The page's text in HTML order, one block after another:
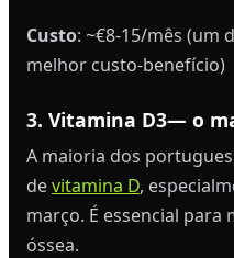
Custo: ~€8-15/mês (um
melhor custo-benefício)
3. Vitamina D3— o
A maioria dos
devitamina D,
março. É essencial
óssea.